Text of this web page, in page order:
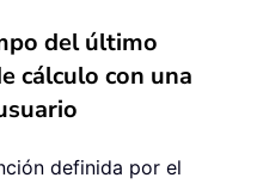
del último
cálculo con una
definida por el